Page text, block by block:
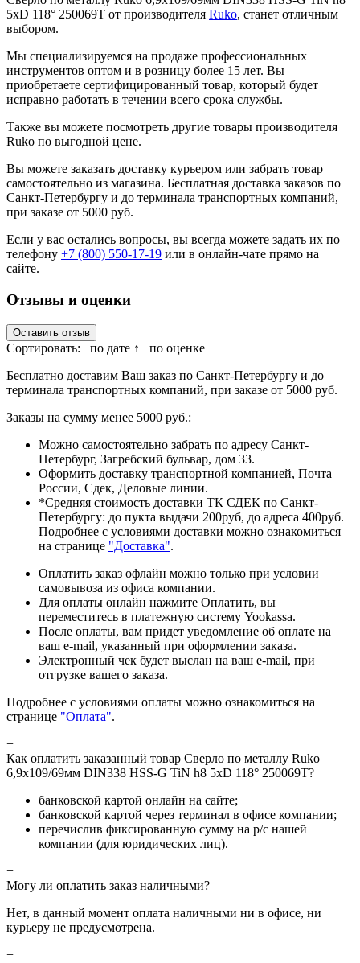
5xD 118° 250069T от производителя Ruko, станет отличным
выбором.
Мы специализируемся на продаже профессиональных
инструментов оптом и в розницу более 15 лет. Вы
приобретаете сертифицированный товар, который будет
исправно работать в течении всего срока службы.
Также вы можете посмотреть другие товары производителя
Ruko по выгодной цене.
Вы можете заказать доставку курьером или забрать товар
самостоятельно из магазина. Бесплатная доставка заказов по
Санкт-Петербургу и до терминала транспортных компаний,
при заказе от 5000 руб.
Если у вас остались вопросы, вы всегда можете задать их по
телефону +7 (800) 550-17-19 или в онлайн-чате прямо на
сайте.
Отзывы и оценки
Оставить отзыв
Сортировать: по дате ↑
по оценке
Бесплатно доставим Ваш заказ по Санкт-Петербургу и до
терминала транспортных компаний, при заказе от 5000 руб.
Заказы на сумму менее 5000 руб.:
Можно самостоятельно забрать по адресу Санкт-
Петербург, Загребский бульвар, дом 33.
Оформить доставку транспортной компанией, Почта
России, Сдек, Деловые линии.
*Средняя стоимость доставки ТК СДЕК по Санкт-
Петербургу: до пукта выдачи 200руб, до адреса 400руб.
Подробнее с условиями доставки можно ознакомиться
на странице "Доставка".
Оплатить заказ офлайн можно только при условии
самовывоза из офиса компании.
Для оплаты онлайн нажмите Оплатить, вы
переместитесь в платежную систему Yookassa.
После оплаты, вам придет уведомление об оплате на
ваш e-mail, указанный при оформлении заказа.
Электронный чек будет выслан на ваш e-mail, при
отгрузке вашего заказа.
Подробнее с условиями оплаты можно ознакомиться на
странице "Оплата".
+
Как оплатить заказанный товар Сверло по металлу Ruko
6,9x109/69мм DIN338 HSS-G TiN h8 5xD 118° 250069T?
банковской картой онлайн на сайте;
банковской картой через терминал в офисе компании;
перечислив фиксированную сумму на р/с нашей
компании (для юридических лиц).
+
Могу ли оплатить заказ наличными?
Нет, в данный момент оплата наличными ни в офисе, ни
курьеру не предусмотрена.
+